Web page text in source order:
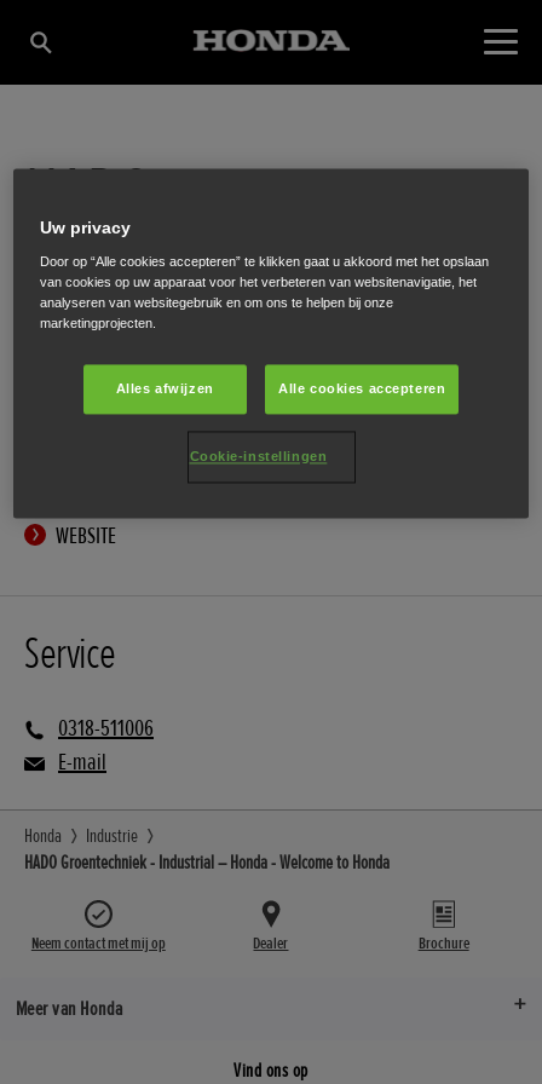
HADO
GROENTECHNIEK
Munnikenweg 155,Renswoude, 3927 EA
WEBSITE
Service
0318-511006
E-mail
Honda
Industrie
HADO Groentechniek - Industrial – Honda - Welcome to Honda
Neem contact met mij op Dealer Brochure
Meer van Honda
Vind ons op
Uw privacy
Door op “Alle cookies accepteren” te klikken gaat u akkoord met het opslaan
van cookies op uw apparaat voor het verbeteren van websitenavigatie, het
analyseren van websitegebruik en om ons te helpen bij onze
marketingprojecten.
Alles afwijzen Alle cookies accepteren
Cookie-instellingen